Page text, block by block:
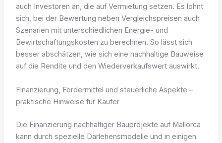
auch Investoren an, die auf Vermietung setzen. Es lohnt
sich, bei der Bewertung neben Vergleichspreisen auch
Szenarien mit unterschiedlichen Energie- und
Bewirtschaftungskosten zu berechnen. So lässt sich
besser abschätzen, wie sich eine nachhaltige Bauweise
auf die Rendite und den Wiederverkaufswert auswirkt.
Finanzierung, Fördermittel und steuerliche Aspekte –
praktische Hinweise für Käufer
Die Finanzierung nachhaltiger Bauprojekte auf Mallorca
kann durch spezielle Darlehensmodelle und in einigen